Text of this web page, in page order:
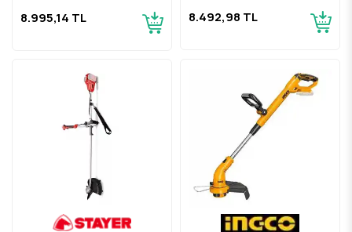
8.995,14 TL 8.492,98 TL